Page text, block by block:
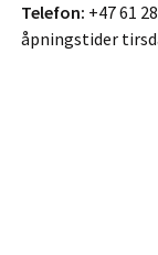
Telefon: +47 61
åpningstider